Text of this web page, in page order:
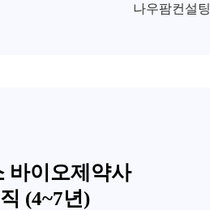
나우팜컨설팅
바이오제약사
(4~7년)